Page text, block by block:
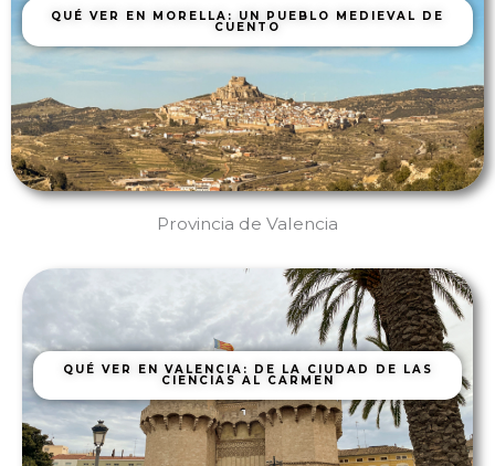
QUÉ VER EN MORELLA: UN PUEBLO MEDIEVAL DE
CUENTO
Provincia de Valencia
QUÉ VER EN VALENCIA: DE LA CIUDAD DE LAS
CIENCIAS AL CARMEN